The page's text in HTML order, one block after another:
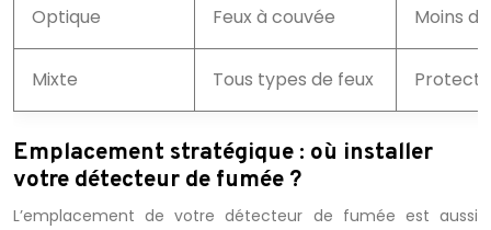
Optique Feux à couvée Moins
Mixte Tous types de feux
Emplacement stratégique : où installer
votre détecteur de fumée ?
L’emplacement de votre détecteur de fumée est aussi